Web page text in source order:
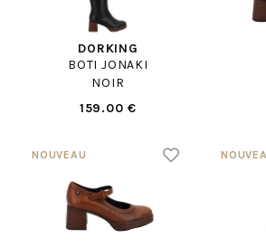
DORKING
BOTI JONAKI
NOIR
159.00 €